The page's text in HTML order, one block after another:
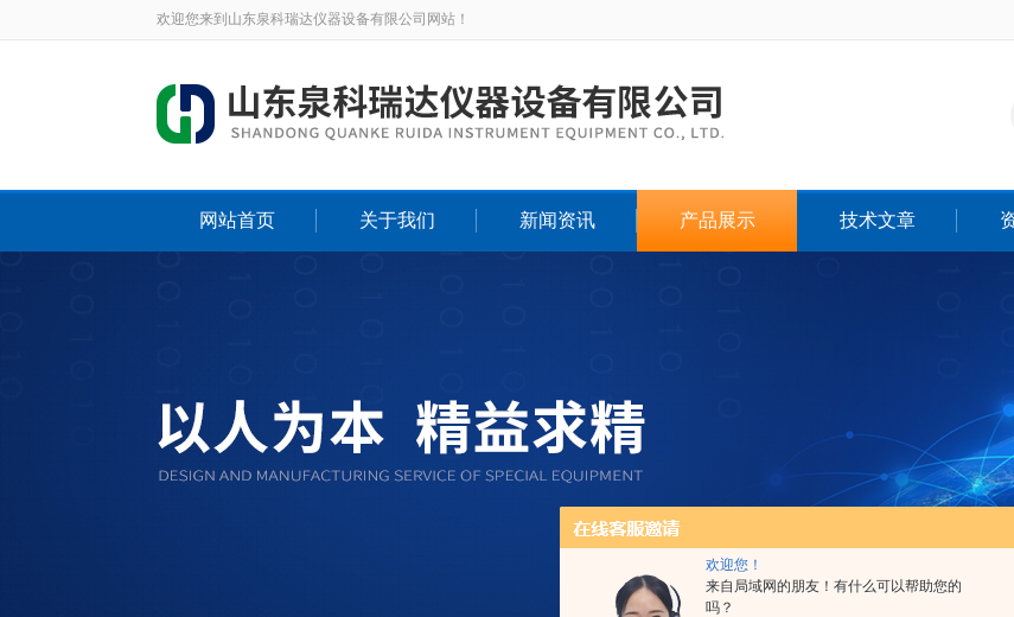
欢迎您！
来自局域网的朋友！有什么可以帮助您的
吗？
欢迎您来到山东泉科瑞达仪器设备有限公司网站！
网站首页 关于我们 新闻资讯 产品展示 技术文章